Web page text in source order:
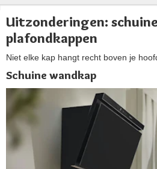
Uitzonderingen:
plafondkappen
Niet elke kap hangt recht boven je
Schuine wandkap